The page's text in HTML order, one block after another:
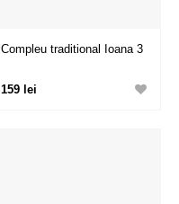
Compleu traditional Ioana 3
159 lei